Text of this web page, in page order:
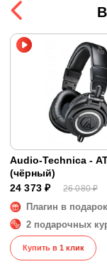
Тип звукоизлучателя
Калибровка
Компоненты и
Разъём на
Кабели в комплекте
Разъём родного
Адаптер в комплекте
Диапазон
Размеры и вес
Audio-Technica -
(чёрный)
24 373 ₽
26 080 ₽
Плагин в подарок
2 подарочных
Купить в 1 клик